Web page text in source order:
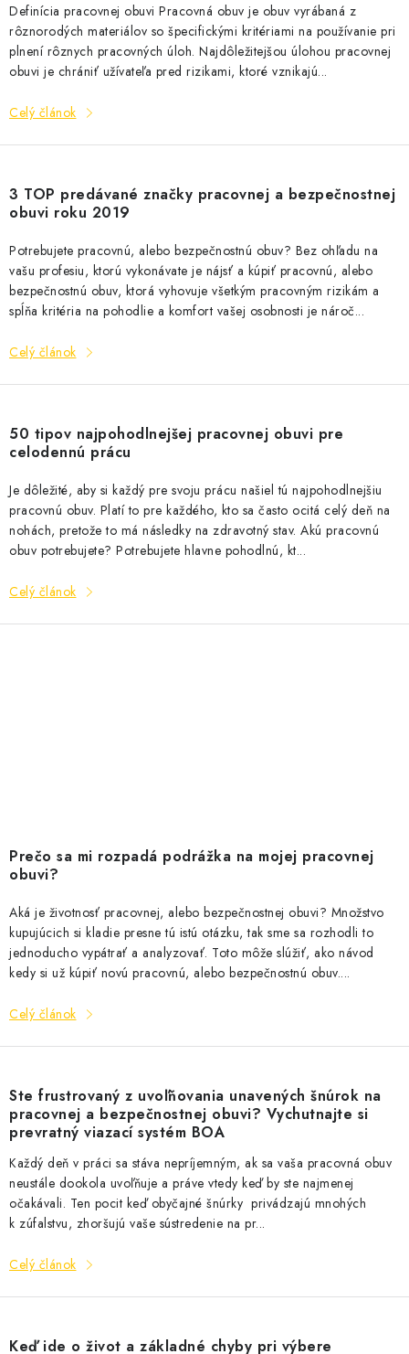
Definícia pracovnej obuvi Pracovná obuv je obuv vyrábaná z
rôznorodých materiálov so špecifickými kritériami na používanie pri
plnení rôznych pracovných úloh. Najdôležitejšou úlohou pracovnej
obuvi je chrániť užívateľa pred rizikami, ktoré vznikajú...
Celý článok
3 TOP predávané značky pracovnej a bezpečnostnej
obuvi roku 2019
Potrebujete pracovnú, alebo bezpečnostnú obuv? Bez ohľadu na
vašu profesiu, ktorú vykonávate je nájsť a kúpiť pracovnú, alebo
bezpečnostnú obuv, ktorá vyhovuje všetkým pracovným rizikám a
spĺňa kritéria na pohodlie a komfort vašej osobnosti je nároč...
Celý článok
50 tipov najpohodlnejšej pracovnej obuvi pre
celodennú prácu
Je dôležité, aby si každý pre svoju prácu našiel tú najpohodlnejšiu
pracovnú obuv. Platí to pre každého, kto sa často ocitá celý deň na
nohách, pretože to má následky na zdravotný stav. Akú pracovnú
obuv potrebujete? Potrebujete hlavne pohodlnú, kt...
Celý článok
Prečo sa mi rozpadá podrážka na mojej pracovnej
obuvi?
Aká je životnosť pracovnej, alebo bezpečnostnej obuvi? Množstvo
kupujúcich si kladie presne tú istú otázku, tak sme sa rozhodli to
jednoducho vypátrať a analyzovať. Toto môže slúžiť, ako návod
kedy si už kúpiť novú pracovnú, alebo bezpečnostnú obuv....
Celý článok
Ste frustrovaný z uvoľňovania unavených šnúrok na
pracovnej a bezpečnostnej obuvi? Vychutnajte si
prevratný viazací systém BOA
Každý deň v práci sa stáva nepríjemným, ak sa vaša pracovná obuv
neustále dookola uvoľňuje a práve vtedy keď by ste najmenej
očakávali. Ten pocit keď obyčajné šnúrky privádzajú mnohých
k zúfalstvu, zhoršujú vaše sústredenie na pr...
Celý článok
Keď ide o život a základné chyby pri výbere